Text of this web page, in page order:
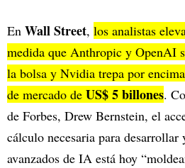
En Wall Street, los analistas
medida que Anthropic y OpenAI
la bolsa y Nvidia trepa por
de mercado de US$ 5 billones.
de Forbes, Drew Bernstein, el
cálculo necesaria para desarrollar
avanzados de IA está hoy